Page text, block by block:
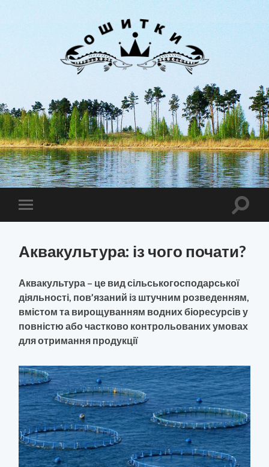
Лиман
Ошитки
Toggle
mobile
Toggle
Аквакультура: із чого почати?
Аквакультура – це вид сільськогосподарської
діяльності, пов’язаний із штучним розведенням,
вмістом та вирощуванням водних біоресурсів у
повністю або частково контрольованих умовах
для отримання продукції